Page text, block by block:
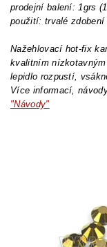
prodejní balení: 1grs
použití: trvalé
Nažehlovací hot-fix
kvalitním
lepidlo rozpustí,
Více informací,
"Návody"